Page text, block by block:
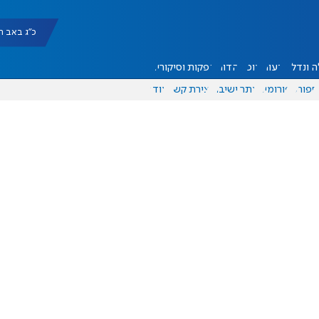
כ"ג באב תשפ"ו
ונדל"ן דעות אוכל יהדות הפקות וסיקורים
ספורט פורומים אתר ישיבה יצירת קשר עוד